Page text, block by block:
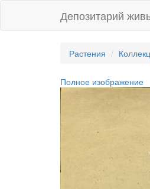
Депозитарий
Растения
Полное изображение